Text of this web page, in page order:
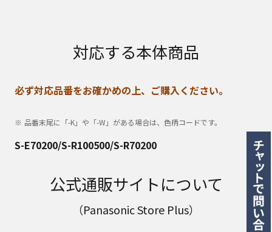
対応する本体商品
必ず対応品番をお確かめの上、ご購入ください。
品番末尾に「-K」や「-W」がある場合は、色柄コードです。
S-E70200/S-R100500/S-R70200
公式通販サイトについて
（Panasonic Store Plus）